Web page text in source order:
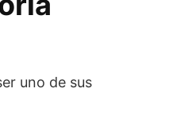
uno de sus